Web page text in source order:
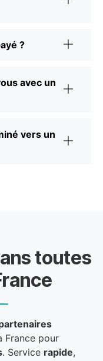
?
avec un
vers un
toutes
France pour
. Service rapide,